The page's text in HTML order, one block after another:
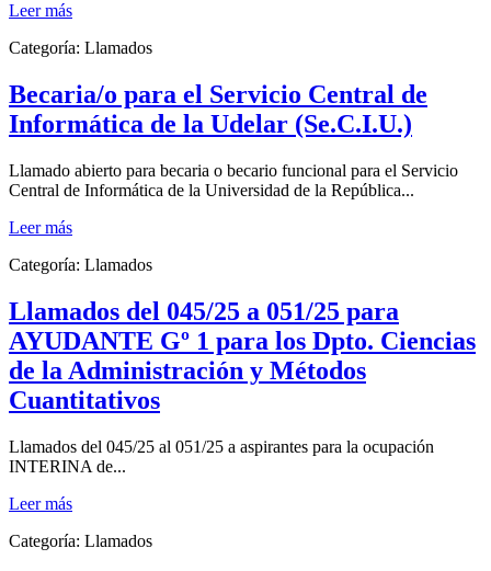
Leer más
Categoría: Llamados
Becaria/o para el Servicio Central de
Informática de la Udelar (Se.C.I.U.)
Llamado abierto para becaria o becario funcional para el Servicio
Central de Informática de la Universidad de la República...
Leer más
Categoría: Llamados
Llamados del 045/25 a 051/25 para
AYUDANTE Gº 1 para los Dpto. Ciencias
de la Administración y Métodos
Cuantitativos
Llamados del 045/25 al 051/25 a aspirantes para la ocupación
INTERINA de...
Leer más
Categoría: Llamados